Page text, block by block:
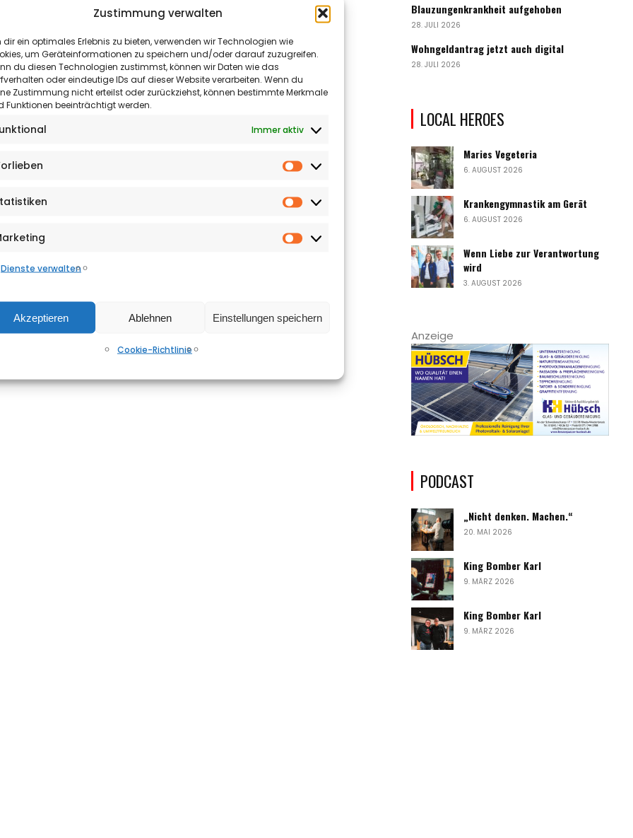
Zustimmung verwalten
dir ein optimales Erlebnis zu bieten, verwenden wir Technologien wie
um Geräteinformationen zu speichern und/oder darauf zuzugreifen.
du diesen Technologien zustimmst, können wir Daten wie das
oder eindeutige IDs auf dieser Website verarbeiten. Wenn du
Zustimmung nicht erteilst oder zurückziehst, können bestimmte Merkmale
Funktionen beeinträchtigt werden.
Immer aktiv
Vorlieben
Statistiken
Marketing
Dienste verwalten
Akzeptieren Ablehnen Einstellungen speichern
Cookie-Richtlinie
&
Termine
Kultur
&
Sonderthemen
Ausgaben-
Blauzungenkrankheit aufgehoben
28. JULI 2026
Wohngeldantrag jetzt auch digital
28. JULI 2026
LOCAL HEROES
Maries Vegeteria
6. AUGUST 2026
Krankengymnastik am Gerät
6. AUGUST 2026
Wenn Liebe zur Verantwortung
wird
3. AUGUST 2026
Anzeige
PODCAST
„Nicht denken. Machen.“
20. MAI 2026
King Bomber Karl
9. MÄRZ 2026
King Bomber Karl
9. MÄRZ 2026